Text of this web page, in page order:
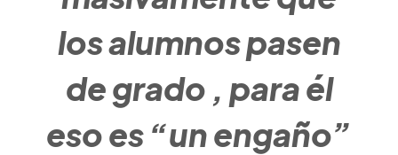
los alumnos pasen
de grado , para él
eso es “un engaño”